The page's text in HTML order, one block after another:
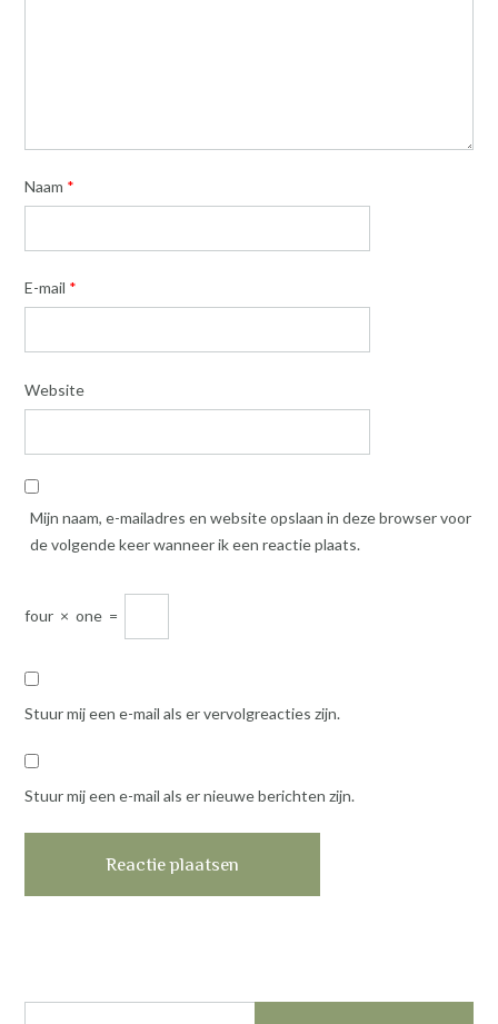
Naam *
E-mail *
Website
Mijn naam, e-mailadres en website opslaan in deze browser voor
de volgende keer wanneer ik een reactie plaats.
four × one =
Stuur mij een e-mail als er vervolgreacties zijn.
Stuur mij een e-mail als er nieuwe berichten zijn.